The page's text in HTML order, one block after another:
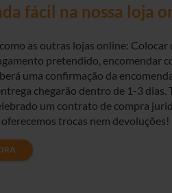
fácil na nossa loja
as outras lojas online:
pretendido, encomendar
uma confirmação da
chegarão dentro de 1-3 dias.
um contrato de compra
trocas nem devoluções!